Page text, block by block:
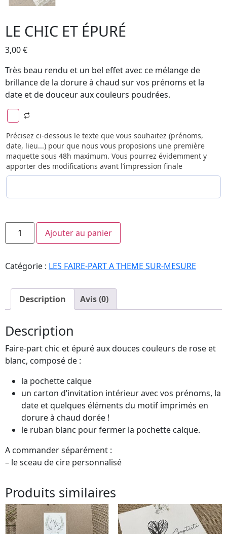
LE CHIC ET ÉPURÉ
3,00€
Très beau rendu et un bel effet avec ce mélange de
brillance de la dorure à chaud sur vos prénoms et la
date et de douceur aux couleurs poudrées.
Précisez ci-dessous le texte que vous souhaitez (prénoms,
date, lieu...) pour que nous vous proposions une première
maquette sous 48h maximum. Vous pourrez évidemment y
apporter des modifications avant l’impression finale
Ajouter au panier
Catégorie : LES FAIRE-PART A THEME SUR-MESURE
Description Avis (0)
Description
Faire-part chic et épuré aux douces couleurs de rose et
blanc, composé de :
la pochette calque
un carton d’invitation intérieur avec vos prénoms, la
date et quelques éléments du motif imprimés en
dorure à chaud dorée !
le ruban blanc pour fermer la pochette calque.
A commander séparément :
– le sceau de cire personnalisé
Produits similaires